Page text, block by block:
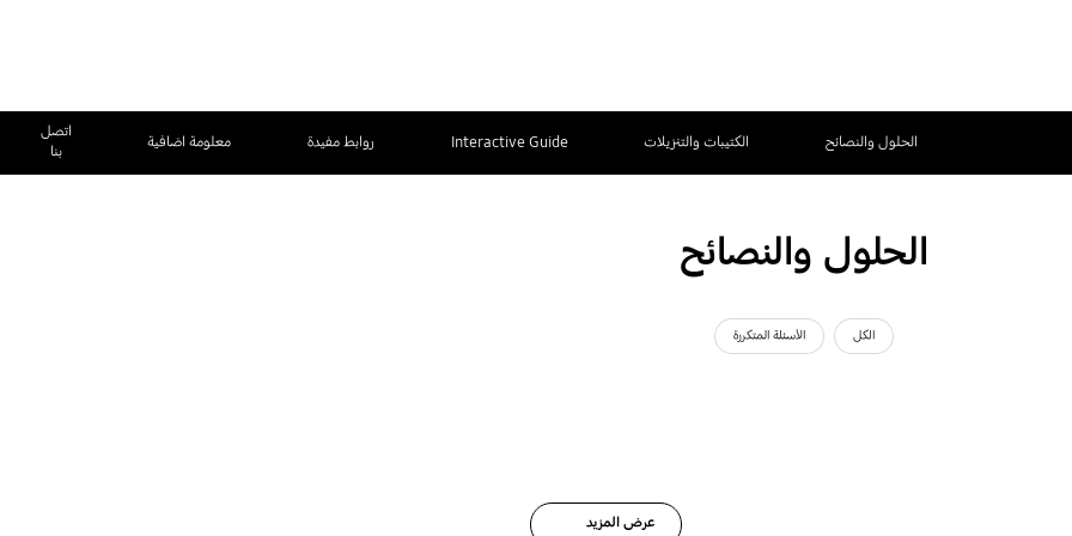
الحلول والنصائح الكتيبات والتنزيلات Interactive Guide روابط مفيدة معلومة اضافية
اتصل
بنا
الحلول والنصائح
الكل الأسئلة المتكررة
عرض المزيد